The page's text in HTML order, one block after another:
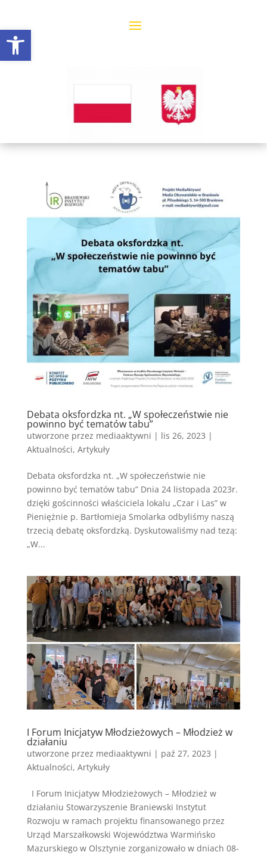
Open toolbar
Debata oksfordzka nt. „W społeczeństwie nie
powinno być tematów tabu”
utworzone przez mediaaktywni | lis 26, 2023 |
Aktualności, Artykuły
Debata oksfordzka nt. „W społeczeństwie nie
powinno być tematów tabu” Dnia 24 listopada 2023r.
dzięki gościnności właściciela lokalu „Czar i Las” w
Pieniężnie p. Bartłomieja Smolarka odbyliśmy naszą
trzecią debatę oksfordzką. Dyskutowaliśmy nad tezą:
„W...
I Forum Inicjatyw Młodzieżowych – Młodzież w
działaniu
utworzone przez mediaaktywni | paź 27, 2023 |
Aktualności, Artykuły
I Forum Inicjatyw Młodzieżowych – Młodzież w
działaniu Stowarzyszenie Braniewski Instytut
Rozwoju w ramach projektu finansowanego przez
Urząd Marszałkowski Województwa Warmińsko
Mazurskiego w Olsztynie zorganizowało w dniach 08-